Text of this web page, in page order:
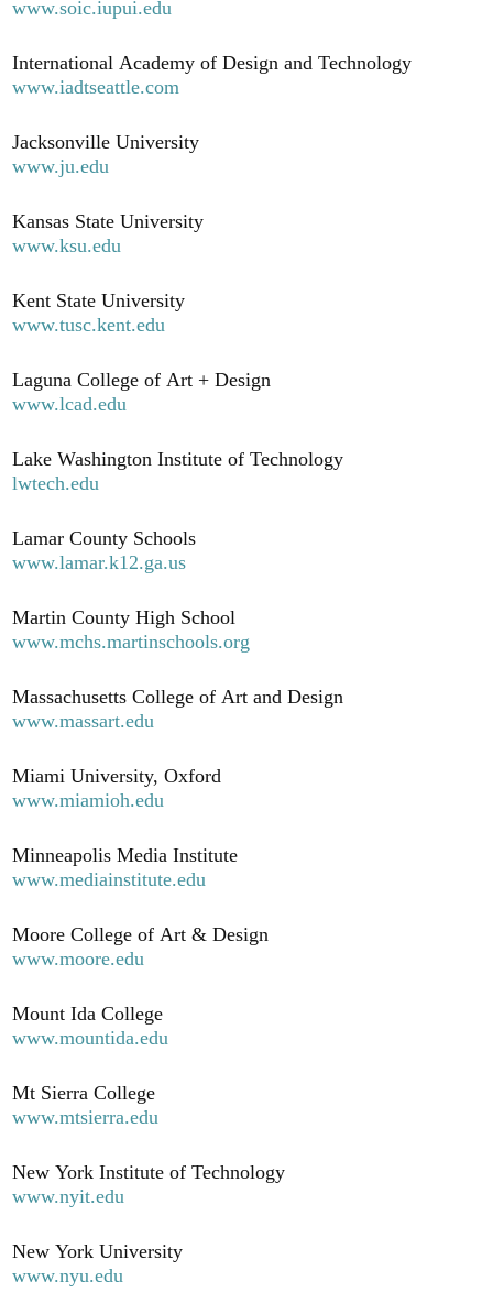
www.soic.iupui.edu
International Academy of Design and Technology
www.iadtseattle.com
Jacksonville University
www.ju.edu
Kansas State University
www.ksu.edu
Kent State University
www.tusc.kent.edu
Laguna College of Art + Design
www.lcad.edu
Lake Washington Institute of Technology
lwtech.edu
Lamar County Schools
www.lamar.k12.ga.us
Martin County High School
www.mchs.martinschools.org
Massachusetts College of Art and Design
www.massart.edu
Miami University, Oxford
www.miamioh.edu
Minneapolis Media Institute
www.mediainstitute.edu
Moore College of Art & Design
www.moore.edu
Mount Ida College
www.mountida.edu
Mt Sierra College
www.mtsierra.edu
New York Institute of Technology
www.nyit.edu
New York University
www.nyu.edu